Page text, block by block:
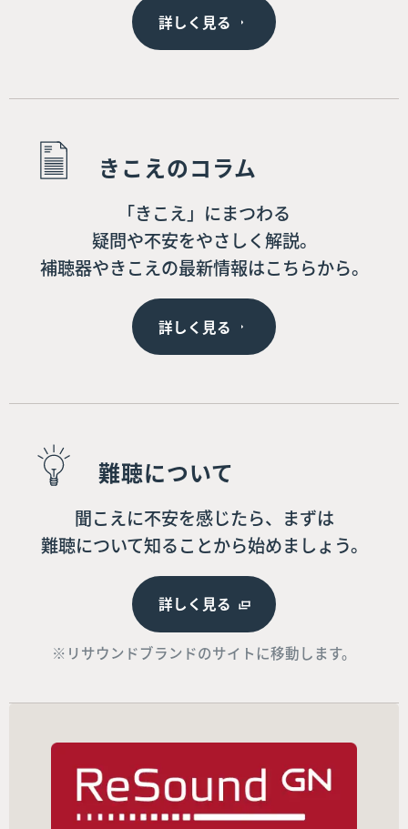
詳しく見る
きこえのコラム
「きこえ」にまつわる
疑問や不安をやさしく解説。
補聴器やきこえの最新情報はこちらから。
詳しく見る
難聴について
聞こえに不安を感じたら、まずは
難聴について知ることから始めましょう。
詳しく見る
※リサウンドブランドのサイトに移動します。